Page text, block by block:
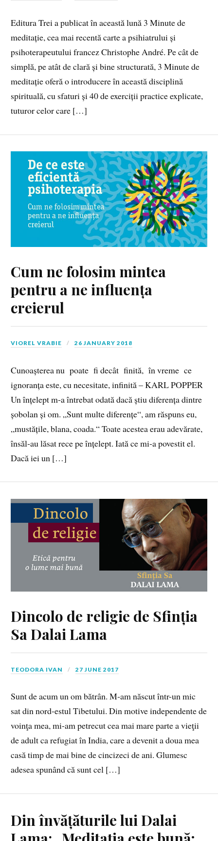
Editura Trei a publicat în această lună 3 Minute de
meditație, cea mai recentă carte a psihiatrului și
psihoterapeutului francez Christophe André. Pe cât de
simplă, pe atât de clară și bine structurată, 3 Minute de
meditație oferă o introducere în această disciplină
spirituală, cu sfaturi și 40 de exerciții practice explicate,
tuturor celor care […]
Cum ne folosim mintea
pentru a ne influența
creierul
VIOREL VRABIE 26 JANUARY 2018
Cunoașterea nu poate fi decât finită, în vreme ce
ignoranța este, cu necesitate, infinită – KARL POPPER
Un înțelept m‑a întrebat odată dacă știu diferența dintre
șobolan și om. „Sunt multe diferențe“, am răspuns eu,
„mustățile, blana, coada.“ Toate acestea erau adevărate,
însăl‑au lăsat rece pe înțelept. Iată ce mi‑a povestit el.
Dacă iei un […]
Dincolo de religie de Sfinția
Sa Dalai Lama
TEODORA IVAN 27 JUNE 2017
Sunt de acum un om bătrân. M‑am născut într-un mic
sat din nord-estul Tibetului. Din motive independente de
voinţa mea, mi-am petrecut cea mai mare parte a vieţii
de adult ca refugiat în India, care a devenit a doua mea
casă timp de mai bine de cincizeci de ani. Glumesc
adesea spunând că sunt cel […]
Din învățăturile lui Dalai